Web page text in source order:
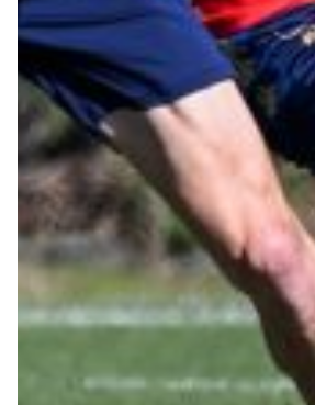
Robe di Kappa x Genoa
Vintage Collection
Red&Blue Voices
Kids
Accessori